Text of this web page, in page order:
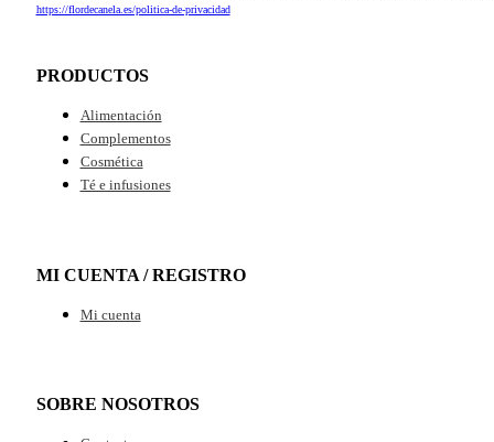
https://flordecanela.es/politica-de-privacidad
PRODUCTOS
Alimentación
Complementos
Cosmética
Té e infusiones
MI CUENTA / REGISTRO
Mi cuenta
SOBRE NOSOTROS